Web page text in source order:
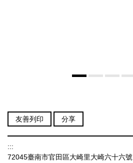
友善列印 分享
:::
72045臺南市官田區大崎里大崎六十六號